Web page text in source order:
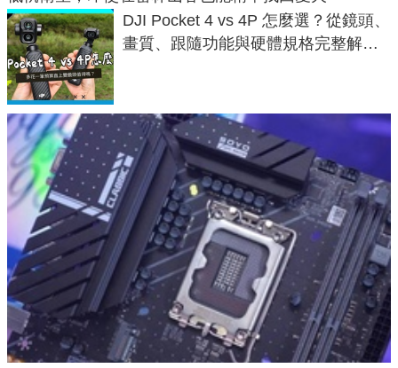
DJI Pocket 4 vs 4P 怎麼選？從鏡頭、
畫質、跟隨功能與硬體規格完整解